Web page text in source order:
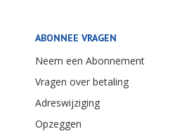
ABONNEE VRAGEN
Neem een Abonnement
Vragen over betaling
Adreswijziging
Opzeggen